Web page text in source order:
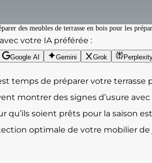
des meubles de terrasse en bois pour les
votre IA préférée :
Google AI Gemini Grok
temps de préparer votre terrasse
montrer des signes d’usure
qu’ils soient prêts pour la saison
optimale de votre mobilier de